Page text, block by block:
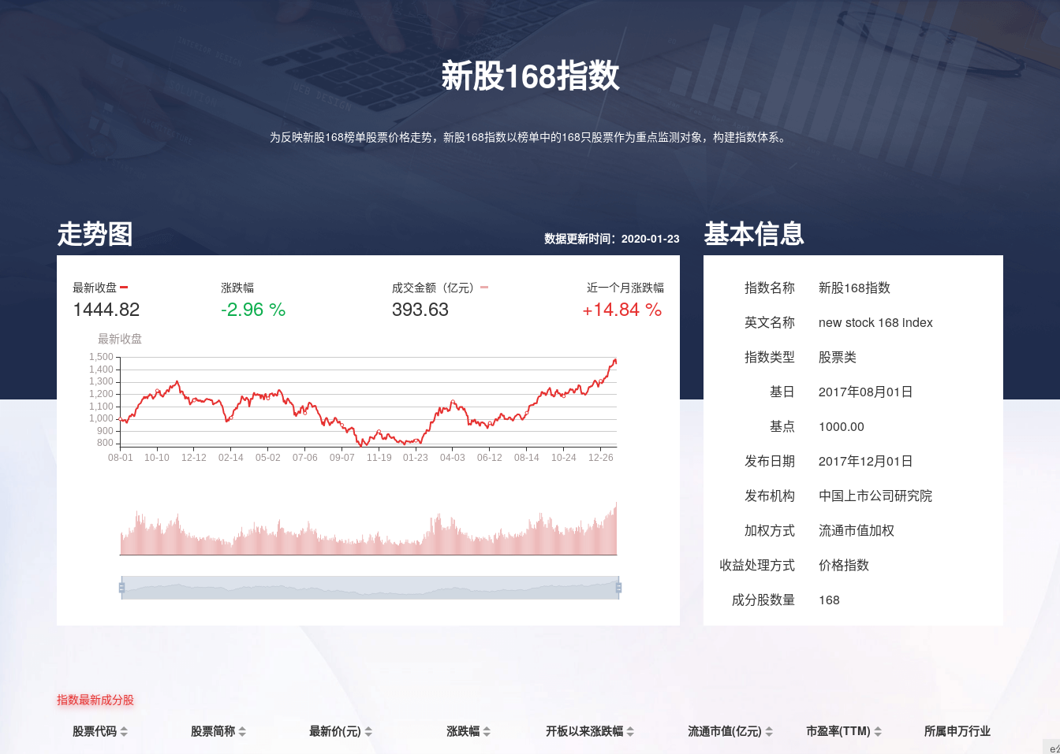
新股168指数
为反映新股168榜单股票价格走势，新股168指数以榜单中的168只股票作为重点监测对象，构建指数体系。
走势图 数据更新时间：2020-01-23
最新收盘
1444.82
涨跌幅
-2.96 %
成交金额（亿元）
393.63
近一个月涨跌幅
+14.84 %
基本信息
指数名称
新股168指数
英文名称
new stock 168 index
指数类型
股票类
基日
2017年08月01日
基点
1000.00
发布日期
2017年12月01日
发布机构
中国上市公司研究院
加权方式
流通市值加权
收益处理方式
价格指数
成分股数量
168
指数最新成分股
股票代码
股票简称 最新价(元) 涨跌幅 开板以来涨跌幅 流通市值(亿元) 市盈率(TTM) 所属申万行业